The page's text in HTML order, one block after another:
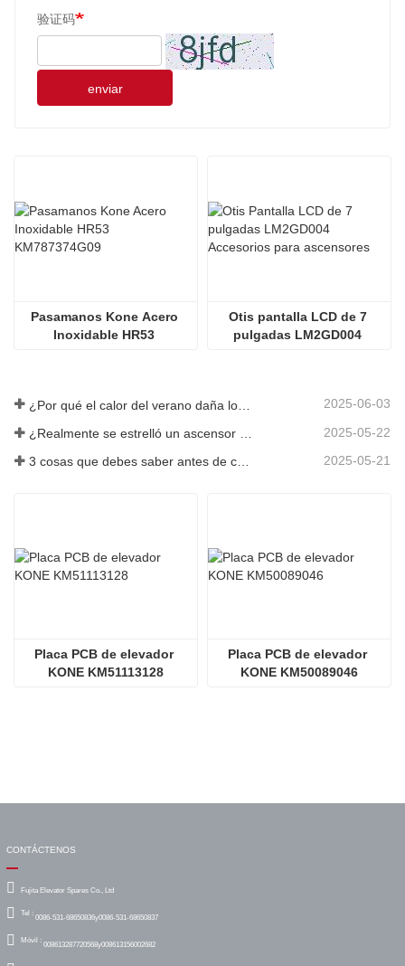
验证码
enviar
Pasamanos Kone Acero
Inoxidable HR53
Otis pantalla LCD de 7
pulgadas LM2GD004
2025-06-03
2025-05-22
3 cosas que debes saber antes de comprar un ascensor 2025-05-21
Placa PCB de elevador
KONE KM51113128
Placa PCB de elevador
KONE KM50089046
CONTÁCTENOS
Fujita Elevator Spares Co., Ltd
Tel : 0086-531-68650836y0086-531-68650837
Móvil : 008613287720568y008613156002682